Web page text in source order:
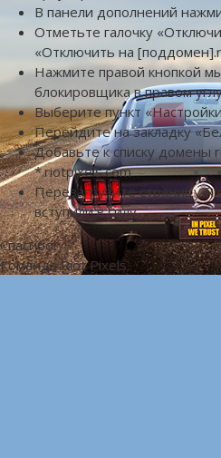
В панели дополнений
Отметьте галочку
«Отключить на
Нажмите правой кнопкой
блокировщика в правом
Выберите пункт
Перейдите на закладку
Добавьте к списку домены
*.riotpixels.com
Перезагрузите страницу
вступили в силу
Спасибо!
Команда Riot Pixels.